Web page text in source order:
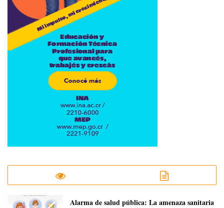
​Alarma de salud pública: La amenaza sanitaria